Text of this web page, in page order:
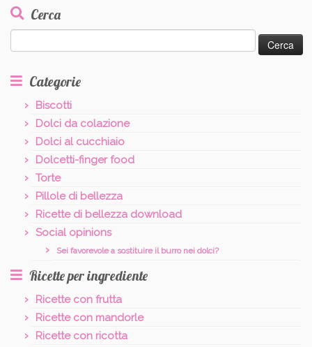
Cerca
per:
Categorie
Biscotti
Dolci da colazione
Dolci al cucchiaio
Dolcetti-finger food
Torte
Pillole di bellezza
Ricette di bellezza download
Social opinions
Sei favorevole a sostituire il burro nei dolci?
Ricette per ingrediente
Ricette con frutta
Ricette con mandorle
Ricette con ricotta